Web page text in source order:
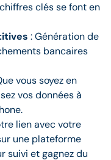
clés se font en
: Génération de
bancaires
vous soyez en
vos données à
lien avec votre
une plateforme
suivi et gagnez du